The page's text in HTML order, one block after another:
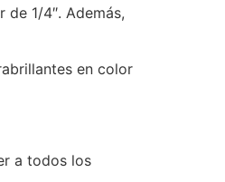
1/4″. Además,
en color
a todos los